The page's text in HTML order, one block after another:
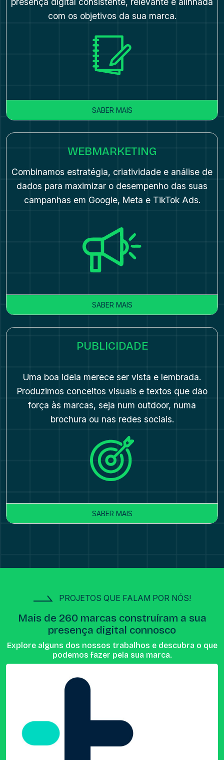
com os objetivos da sua marca.
SABER MAIS
WEBMARKETING
Combinamos estratégia, criatividade e análise de
dados para maximizar o desempenho das suas
campanhas em Google, Meta e TikTok Ads.
SABER MAIS
PUBLICIDADE
Uma boa ideia merece ser vista e lembrada.
Produzimos conceitos visuais e textos que dão
força às marcas, seja num outdoor, numa
brochura ou nas redes sociais.
SABER MAIS
PROJETOS QUE FALAM POR NÓS!
Mais de 260 marcas construíram a sua
presença digital connosco
Explore alguns dos nossos trabalhos e descubra o que
podemos fazer pela sua marca.